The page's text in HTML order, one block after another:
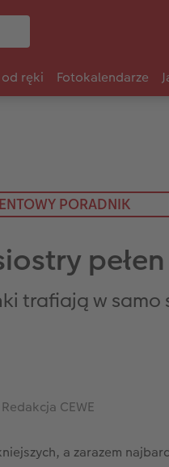
ręki Fotokalendarze
PORADNIK
trafiają w samo
Redakcja CEWE
a zarazem